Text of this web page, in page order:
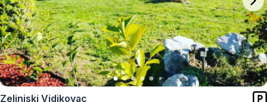
Zelinjski Vidikovac